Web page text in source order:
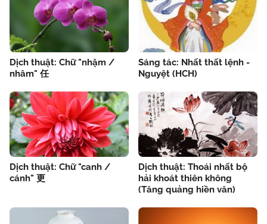
Dịch thuật: Chữ "nhậm /
nhâm" 任
Sáng tác: Nhất thất lệnh -
Nguyệt (HCH)
Dịch thuật: Chữ "canh /
cánh" 更
Dịch thuật: Thoái nhất bộ
hải khoát thiên không
(Tăng quảng hiền văn)